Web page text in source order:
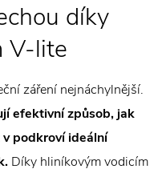
díky
V-lite
záření nejnáchylnější.
efektivní způsob, jak
podkroví ideální
Díky hliníkovým vodicím